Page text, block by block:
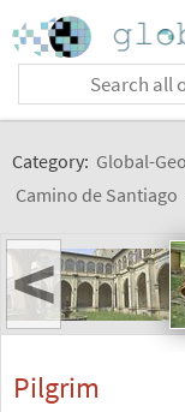
Category: Global-
Camino de Santiago
<
Pilgrim